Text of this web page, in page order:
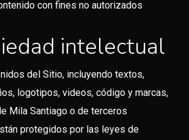
con fines no autorizados
intelectual
del Sitio, incluyendo textos,
logotipos, videos, código y marcas,
Mila Santiago o de terceros
protegidos por las leyes de